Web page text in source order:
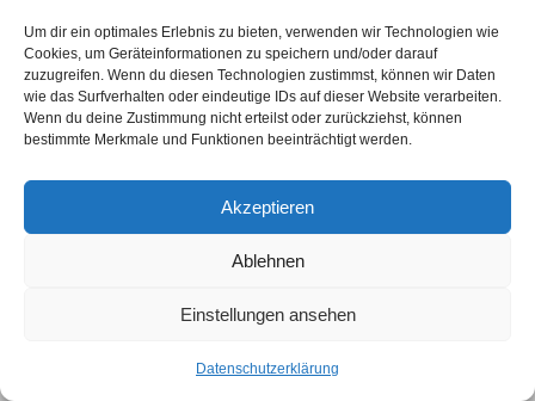
Um dir ein optimales Erlebnis zu bieten, verwenden wir Technologien wie
Cookies, um Geräteinformationen zu speichern und/oder darauf
zuzugreifen. Wenn du diesen Technologien zustimmst, können wir Daten
wie das Surfverhalten oder eindeutige IDs auf dieser Website verarbeiten.
Wenn du deine Zustimmung nicht erteilst oder zurückziehst, können
bestimmte Merkmale und Funktionen beeinträchtigt werden.
Akzeptieren
Ablehnen
Einstellungen ansehen
Datenschutzerklärung